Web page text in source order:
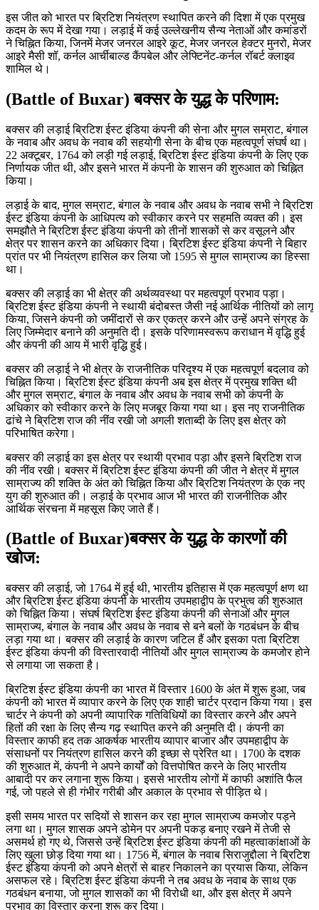
इस जीत को भारत पर ब्रिटिश नियंत्रण स्थापित करने की दिशा में एक प्रमुख
कदम के रूप में देखा गया। लड़ाई में कई उल्लेखनीय सैन्य नेताओं और कमांडरों
ने चिह्नित किया, जिनमें मेजर जनरल आइरे कूट, मेजर जनरल हेक्टर मुनरो, मेजर
आइरे मैसी शॉ, कर्नल आर्चीबाल्ड कैंपबेल और लेफ्टिनेंट-कर्नल रॉबर्ट क्लाइव
शामिल थे।
(Battle of Buxar) बक्सर के युद्ध के परिणाम:
बक्सर की लड़ाई ब्रिटिश ईस्ट इंडिया कंपनी की सेना और मुगल सम्राट, बंगाल
के नवाब और अवध के नवाब की सहयोगी सेना के बीच एक महत्वपूर्ण संघर्ष था।
22 अक्टूबर, 1764 को लड़ी गई लड़ाई, ब्रिटिश ईस्ट इंडिया कंपनी के लिए एक
निर्णायक जीत थी, और इसने भारत में कंपनी के शासन की शुरुआत को चिह्नित
किया।
लड़ाई के बाद, मुगल सम्राट, बंगाल के नवाब और अवध के नवाब सभी ने ब्रिटिश
ईस्ट इंडिया कंपनी के आधिपत्य को स्वीकार करने पर सहमति व्यक्त की। इस
समझौते ने ब्रिटिश ईस्ट इंडिया कंपनी को तीनों शासकों से कर वसूलने और
क्षेत्र पर शासन करने का अधिकार दिया। ब्रिटिश ईस्ट इंडिया कंपनी ने बिहार
प्रांत पर भी नियंत्रण हासिल कर लिया जो 1595 से मुगल साम्राज्य का हिस्सा
था।
बक्सर की लड़ाई का भी क्षेत्र की अर्थव्यवस्था पर महत्वपूर्ण प्रभाव पड़ा।
ब्रिटिश ईस्ट इंडिया कंपनी ने स्थायी बंदोबस्त जैसी नई आर्थिक नीतियों को लागू
किया, जिसने कंपनी को जमींदारों से कर एकत्र करने और उन्हें अपने संग्रह के
लिए जिम्मेदार बनाने की अनुमति दी। इसके परिणामस्वरूप कराधान में वृद्धि हुई
और कंपनी की आय में भारी वृद्धि हुई।
बक्सर की लड़ाई ने भी क्षेत्र के राजनीतिक परिदृश्य में एक महत्वपूर्ण बदलाव को
चिह्नित किया। ब्रिटिश ईस्ट इंडिया कंपनी अब इस क्षेत्र में प्रमुख शक्ति थी
और मुगल सम्राट, बंगाल के नवाब और अवध के नवाब सभी को कंपनी के
अधिकार को स्वीकार करने के लिए मजबूर किया गया था। इस नए राजनीतिक
ढांचे ने ब्रिटिश राज की नींव रखी जो अगली शताब्दी के लिए इस क्षेत्र को
परिभाषित करेगा।
बक्सर की लड़ाई का इस क्षेत्र पर स्थायी प्रभाव पड़ा और इसने ब्रिटिश राज
की नींव रखी। बक्सर में ब्रिटिश ईस्ट इंडिया कंपनी की जीत ने क्षेत्र में मुगल
साम्राज्य की शक्ति के अंत को चिह्नित किया और ब्रिटिश नियंत्रण के एक नए
युग की शुरुआत की। लड़ाई के प्रभाव आज भी भारत की राजनीतिक और
आर्थिक संरचना में महसूस किए जाते हैं।
(Battle of Buxar)बक्सर के युद्ध के कारणों की
खोज:
बक्सर की लड़ाई, जो 1764 में हुई थी, भारतीय इतिहास में एक महत्वपूर्ण क्षण था
और ब्रिटिश ईस्ट इंडिया कंपनी के भारतीय उपमहाद्वीप के प्रभुत्व की शुरुआत
को चिह्नित किया। संघर्ष ब्रिटिश ईस्ट इंडिया कंपनी की सेनाओं और मुगल
साम्राज्य, बंगाल के नवाब और अवध के नवाब से बने बलों के गठबंधन के बीच
लड़ा गया था। बक्सर की लड़ाई के कारण जटिल हैं और इसका पता ब्रिटिश
ईस्ट इंडिया कंपनी की विस्तारवादी नीतियों और मुगल साम्राज्य के कमजोर होने
से लगाया जा सकता है।
ब्रिटिश ईस्ट इंडिया कंपनी का भारत में विस्तार 1600 के अंत में शुरू हुआ, जब
कंपनी को भारत में व्यापार करने के लिए एक शाही चार्टर प्रदान किया गया। इस
चार्टर ने कंपनी को अपनी व्यापारिक गतिविधियों का विस्तार करने और अपने
हितों की रक्षा के लिए सैन्य गढ़ स्थापित करने की अनुमति दी। कंपनी का
विस्तार काफी हद तक आकर्षक भारतीय व्यापार बाजार और उपमहाद्वीप के
संसाधनों पर नियंत्रण हासिल करने की इच्छा से प्रेरित था। 1700 के दशक
की शुरुआत में, कंपनी ने अपने कार्यों को वित्तपोषित करने के लिए भारतीय
आबादी पर कर लगाना शुरू किया। इससे भारतीय लोगों में काफी अशांति फैल
गई, जो पहले से ही गंभीर गरीबी और अकाल के प्रभाव से पीड़ित थे।
इसी समय भारत पर सदियों से शासन कर रहा मुगल साम्राज्य कमजोर पड़ने
लगा था। मुगल शासक अपने डोमेन पर अपनी पकड़ बनाए रखने में तेजी से
असमर्थ हो गए थे, जिससे उन्हें ब्रिटिश ईस्ट इंडिया कंपनी की महत्वाकांक्षाओं के
लिए खुला छोड़ दिया गया था। 1756 में, बंगाल के नवाब सिराजुद्दौला ने ब्रिटिश
ईस्ट इंडिया कंपनी को अपने क्षेत्रों से बाहर निकालने का प्रयास किया, लेकिन
असफल रहे। ब्रिटिश ईस्ट इंडिया कंपनी ने तब अवध के नवाब के साथ एक
गठबंधन बनाया, जो मुगल शासकों का भी विरोधी था, और इस क्षेत्र में अपने
प्रभाव का विस्तार करना शुरू कर दिया।